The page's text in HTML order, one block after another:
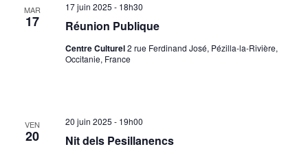
MAR
17 Réunion Publique
17 juin 2025 - 18h30
Centre Culturel2 rue Ferdinand José, Pézilla-la-Rivière,
Occitanie, France
VEN
20 Nit dels Pesillanencs
20 juin 2025 - 19h00